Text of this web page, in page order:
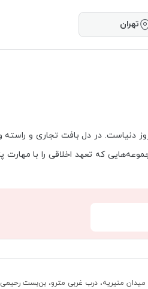
تهران
دنیاست. در دل بافت تجاری و
که تعهد اخلاقی را با مهارت
میدان منیریه، درب غربی مترو، بن‌بست رحیمی،